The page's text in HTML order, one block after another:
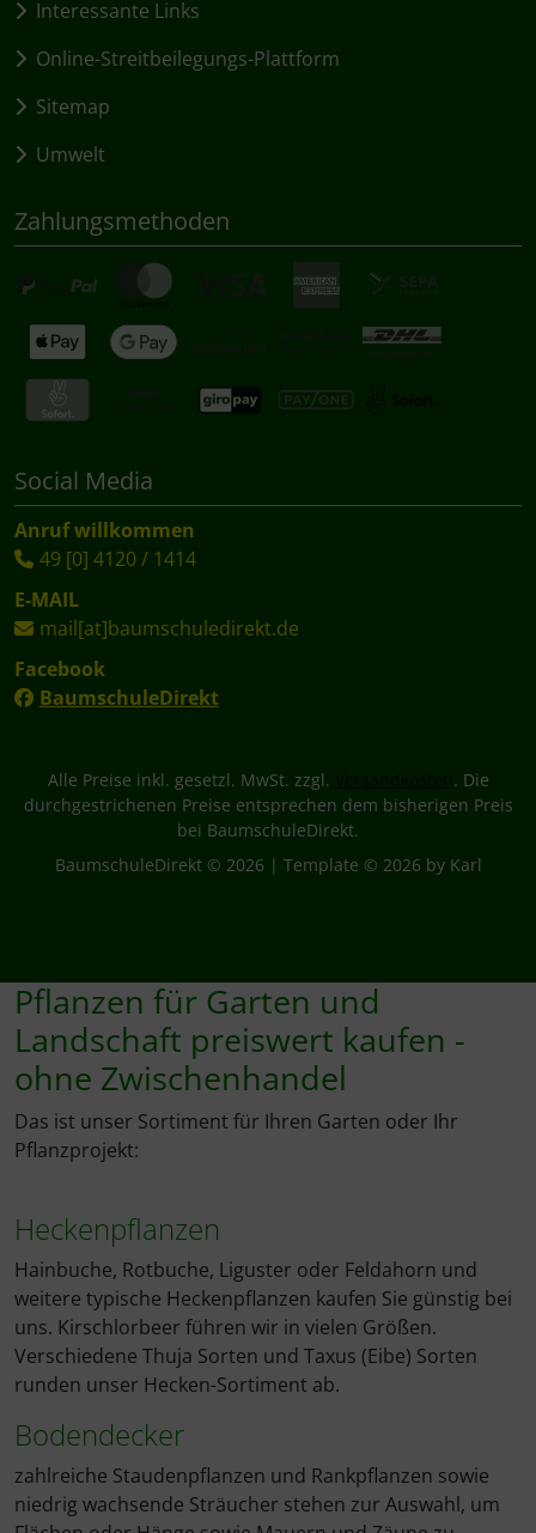
Interessante Links
Online-Streitbeilegungs-Plattform
Sitemap
Umwelt
Zahlungsmethoden
Social Media
Anruf willkommen
49 [0] 4120 / 1414
E-MAIL
mail[at]baumschuledirekt.de
Facebook
BaumschuleDirekt
Alle Preise inkl. gesetzl. MwSt. zzgl. Versandkosten. Die
durchgestrichenen Preise entsprechen dem bisherigen Preis
bei BaumschuleDirekt.
BaumschuleDirekt © 2026 | Template © 2026 by Karl
Pflanzen für Garten und
Landschaft preiswert kaufen -
ohne Zwischenhandel
Das ist unser Sortiment für Ihren Garten oder Ihr
Pflanzprojekt:
Heckenpflanzen
Hainbuche, Rotbuche, Liguster oder Feldahorn und
weitere typische Heckenpflanzen kaufen Sie günstig bei
uns. Kirschlorbeer führen wir in vielen Größen.
Verschiedene Thuja Sorten und Taxus (Eibe) Sorten
runden unser Hecken-Sortiment ab.
Bodendecker
zahlreiche Staudenpflanzen und Rankpflanzen sowie
niedrig wachsende Sträucher stehen zur Auswahl, um